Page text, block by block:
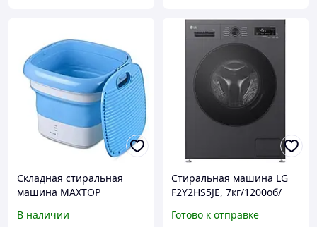
Складная стиральная
машина MAXTOP
стерилизации озоном и
В наличии
Стиральная машина LG
F2Y2HS5JE, 7кг/1200об/
паром/Антрацит/
Готово к отправке